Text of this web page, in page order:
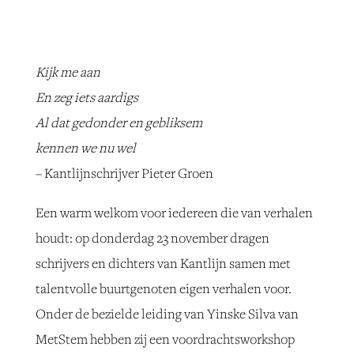
Kijk me aan
En zeg iets aardigs
Al dat gedonder en gebliksem
kennen we nu wel
– Kantlijnschrijver Pieter Groen
Een warm welkom voor iedereen die van verhalen
houdt: op donderdag 23 november dragen
schrijvers en dichters van Kantlijn samen met
talentvolle buurtgenoten eigen verhalen voor.
Onder de bezielde leiding van Yinske Silva van
MetStem hebben zij een voordrachtsworkshop